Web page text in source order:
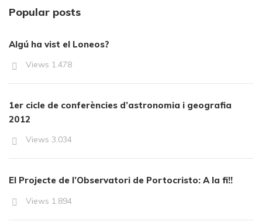
Popular posts
Algú ha vist el Loneos?
Views 1.478
1er cicle de conferències d’astronomia i geografia
2012
Views 3.034
El Projecte de l’Observatori de Portocristo: A la fi!!
Views 1.894